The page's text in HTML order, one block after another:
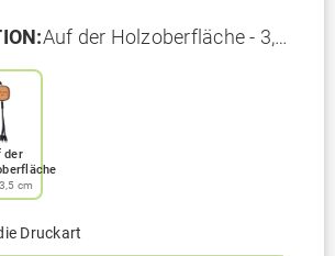
Auf der Holzoberfläche - 3,5
der
cm
Druckart